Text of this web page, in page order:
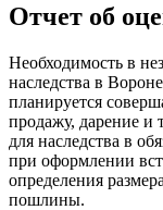
Отчет об
Необходимость в
наследства в
планируется
продажу, дарение и
для наследства в
при оформлении
определения
пошлины.